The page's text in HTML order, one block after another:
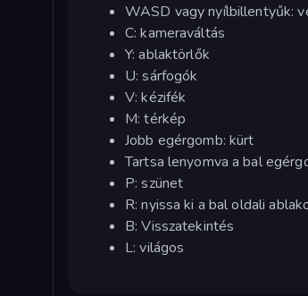
WASD vagy nyílbillentyűk:
C: kameraváltás
Y: ablaktörlők
U: sárfogók
V: kézifék
M: térkép
Jobb egérgomb: kürt
Tartsa lenyomva a bal
P: szünet
R: nyissa ki a bal oldali
B: Visszatekintés
L: világos